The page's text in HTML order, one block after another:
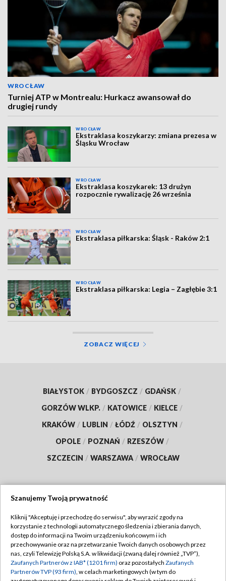
WROCŁAW
Turniej ATP w Montrealu: Hurkacz awansował do
drugiej rundy
WROCŁAW
Ekstraklasa koszykarzy: zmiana prezesa w
Śląsku Wrocław
WROCŁAW
Ekstraklasa koszykarek: 13 drużyn
rozpocznie rywalizację 26 września
WROCŁAW
Ekstraklasa piłkarska: Śląsk - Raków 2:1
WROCŁAW
Ekstraklasa piłkarska: Legia – Zagłębie 3:1
ZOBACZ WIĘCEJ
BIAŁYSTOK / BYDGOSZCZ / GDAŃSK /
GORZÓW WLKP. / KATOWICE / KIELCE /
KRAKÓW / LUBLIN / ŁÓDŹ / OLSZTYN /
OPOLE / POZNAŃ / RZESZÓW /
SZCZECIN / WARSZAWA / WROCŁAW
TVP
Abonament TVP
Emisja w TVP
Centrum informacji TVP
Regulamin TVP
Polityka prywatności
Szanujemy Twoją prywatność
Kliknij "Akceptuję i przechodzę do serwisu", aby wyrazić zgody na
korzystanie z technologii automatycznego śledzenia i zbierania danych,
dostęp do informacji na Twoim urządzeniu końcowym i ich
przechowywanie oraz na przetwarzanie Twoich danych osobowych przez
nas, czyli Telewizję Polską S.A. w likwidacji (zwaną dalej również „TVP”),
Zaufanych Partnerów z IAB* (1201 firm) oraz pozostałych Zaufanych
Partnerów TVP (93 firm), w celach marketingowych (w tym do